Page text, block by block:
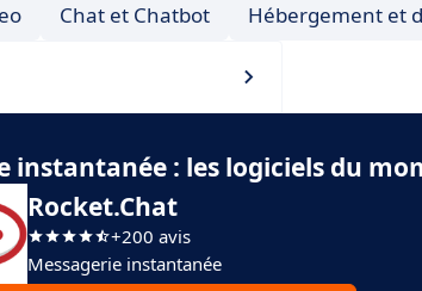
Chat et Chatbot Hébergement et
instantanée : les logiciels du
Rocket.Chat
+200 avis
Messagerie instantanée